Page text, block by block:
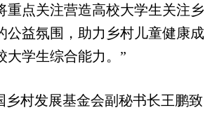
重点关注营造高校大学生关注乡
公益氛围，助力乡村儿童健康成
大学生综合能力。”
村发展基金会副秘书长王鹏致